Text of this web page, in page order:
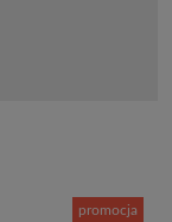
promocja